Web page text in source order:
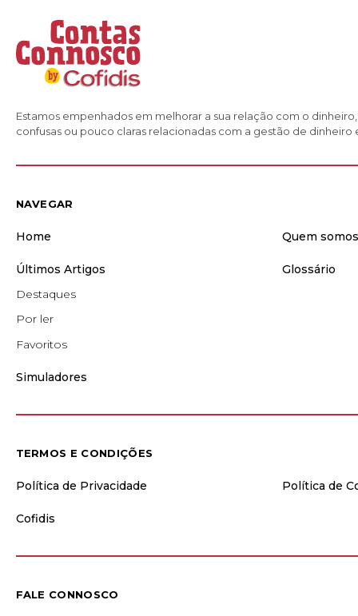
Estamos empenhados em melhorar a sua relação com o
confusas ou pouco claras relacionadas com a gestão de dinheiro
NAVEGAR
Home Quem somos
Últimos Artigos
Destaques
Por ler
Favoritos
Glossário
Simuladores
TERMOS E CONDIÇÕES
Política de Privacidade Política de
Cofidis
FALE CONNOSCO